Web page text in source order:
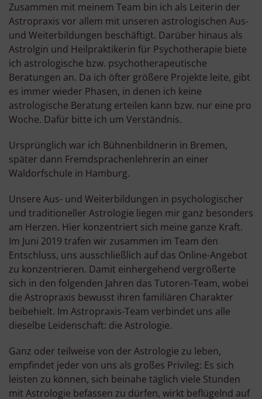
Zusammen mit meinem Team bin ich als Leiterin der
Astropraxis vor allem mit unseren astrologischen Aus-
und Weiterbildungen beschäftigt. Darüber hinaus als
Astrolgin und Heilpraktikerin für Psychotherapie biete
ich astrologische bzw. psychotherapeutische
Beratungen an. Da ich öfter größere Projekte leite, gibt
es immer wieder Phasen, in denen ich keine
astrologische Beratung erteilen kann bzw. nur eine pro
Woche. Dafür bitte ich um Verständnis.
Ursprünglich war ich Bühnenbildnerin in Bremen,
später dann Fremdsprachenlehrerin an einer
Waldorfschule in Hamburg.
Unsere Aus- und Weiterbildungen in psychologischer
und traditioneller Astrologie liegen mir ganz besonders
am Herzen. Hier konzentriert sich meine ganze Kraft.
Im Juni 2019 trafen wir zusammen im Team den
Entschluss, uns ausschließlich auf das Online-Angebot
zu konzentrieren. Damit einhergehend vergrößerte
sich in den folgenden Jahren das Tutoren-Team, wobei
die Astropraxis bewusst ihren familiären Charakter
beibehielt. Im Astropraxis-Team verbindet uns alle
dieselbe Leidenschaft: die Astrologie.
Ganz oder teilweise von der Astrologie zu leben,
empfindet jeder von uns als großes Privileg: Es sich
leisten zu können, sich beinahe täglich viele Stunden
mit Astrologie befassen zu dürfen, wirkt beflügelnd auf